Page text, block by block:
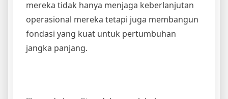
mereka tidak hanya menjaga keberlanjutan
operasional mereka tetapi juga membangun
fondasi yang kuat untuk pertumbuhan
jangka panjang.